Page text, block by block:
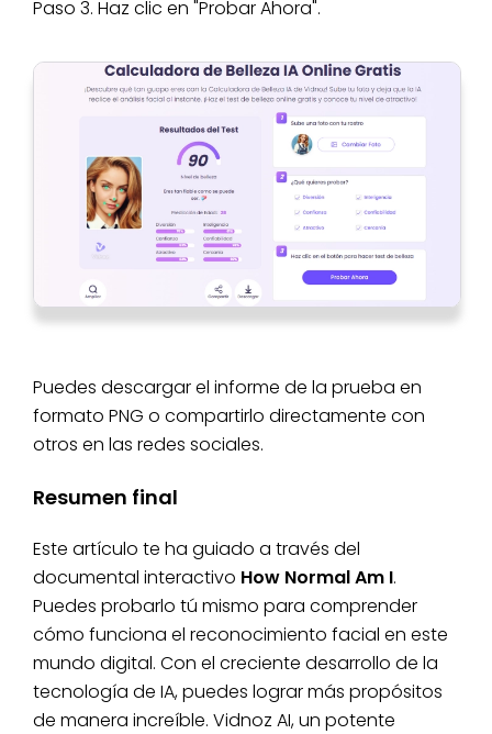
Paso 3. Haz clic en "Probar Ahora".
Puedes descargar el informe de la prueba en
formato PNG o compartirlo directamente con
otros en las redes sociales.
Resumen final
Este artículo te ha guiado a través del
documental interactivo How Normal Am I.
Puedes probarlo tú mismo para comprender
cómo funciona el reconocimiento facial en este
mundo digital. Con el creciente desarrollo de la
tecnología de IA, puedes lograr más propósitos
de manera increíble. Vidnoz AI, un potente